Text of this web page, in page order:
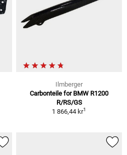
Ilmberger
Carbonteile for BMW R1200
R/RS/GS
1 866,44 kr1